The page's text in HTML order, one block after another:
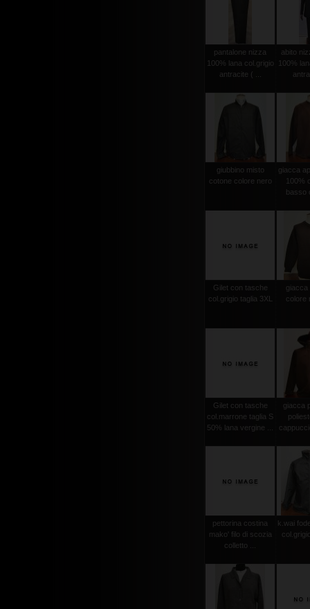
pantalone nizza
100% lana col.grigio
antracite ( ...
abito
100%
giubbino misto
cotone colore nero
giacca
100%
basso
Gilet con tasche
col.grigio taglia 3XL
colore
Gilet con tasche
col.marrone taglia S
50% lana vergine ...
giacca
pettorina costina
mako' filo di scozia
colletto ...
k.wai